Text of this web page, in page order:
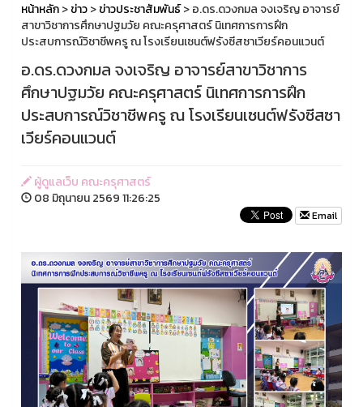
หน้าหลัก>ข่าว>ข่าวประชาสัมพันธ์> อ.ดร.ดวงกมล จงเจริญ อาจารย์
สาขาวิชาการศึกษาปฐมวัย คณะครุศาสตร์ นิเทศการการฝึก
ประสบการณ์วิชาชีพครู ณ โรงเรียนเซนต์ฟรังซีสซาเวียร์คอนแวนต์
อ.ดร.ดวงกมล จงเจริญ อาจารย์สาขาวิชาการ
ศึกษาปฐมวัย คณะครุศาสตร์ นิเทศการการฝึก
ประสบการณ์วิชาชีพครู ณ โรงเรียนเซนต์ฟรังซีสซา
เวียร์คอนแวนต์
ผู้ดูแลเว็บ คณะครุศาสตร์
08 มิถุนายน 2569 11:26:25
Email